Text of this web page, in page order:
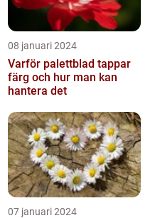
08 januari 2024
Varför palettblad tappar
färg och hur man kan
hantera det
07 januari 2024